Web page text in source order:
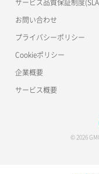
お問い合わせ
プライバシーポリシー
Cookieポリシー
企業概要
サービス概要
© 2026